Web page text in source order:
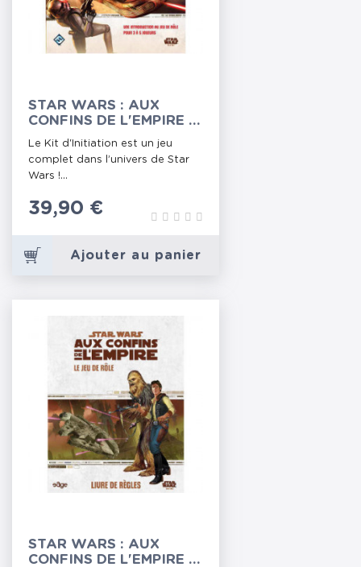
STAR WARS : AUX
CONFINS DE L'EMPIRE -
KIT D'INITIATION
Le Kit d'Initiation est un jeu
complet dans l’univers de Star
Wars !...
Prix
39,90 €
Ajouter au panier
STAR WARS : AUX
CONFINS DE L'EMPIRE -